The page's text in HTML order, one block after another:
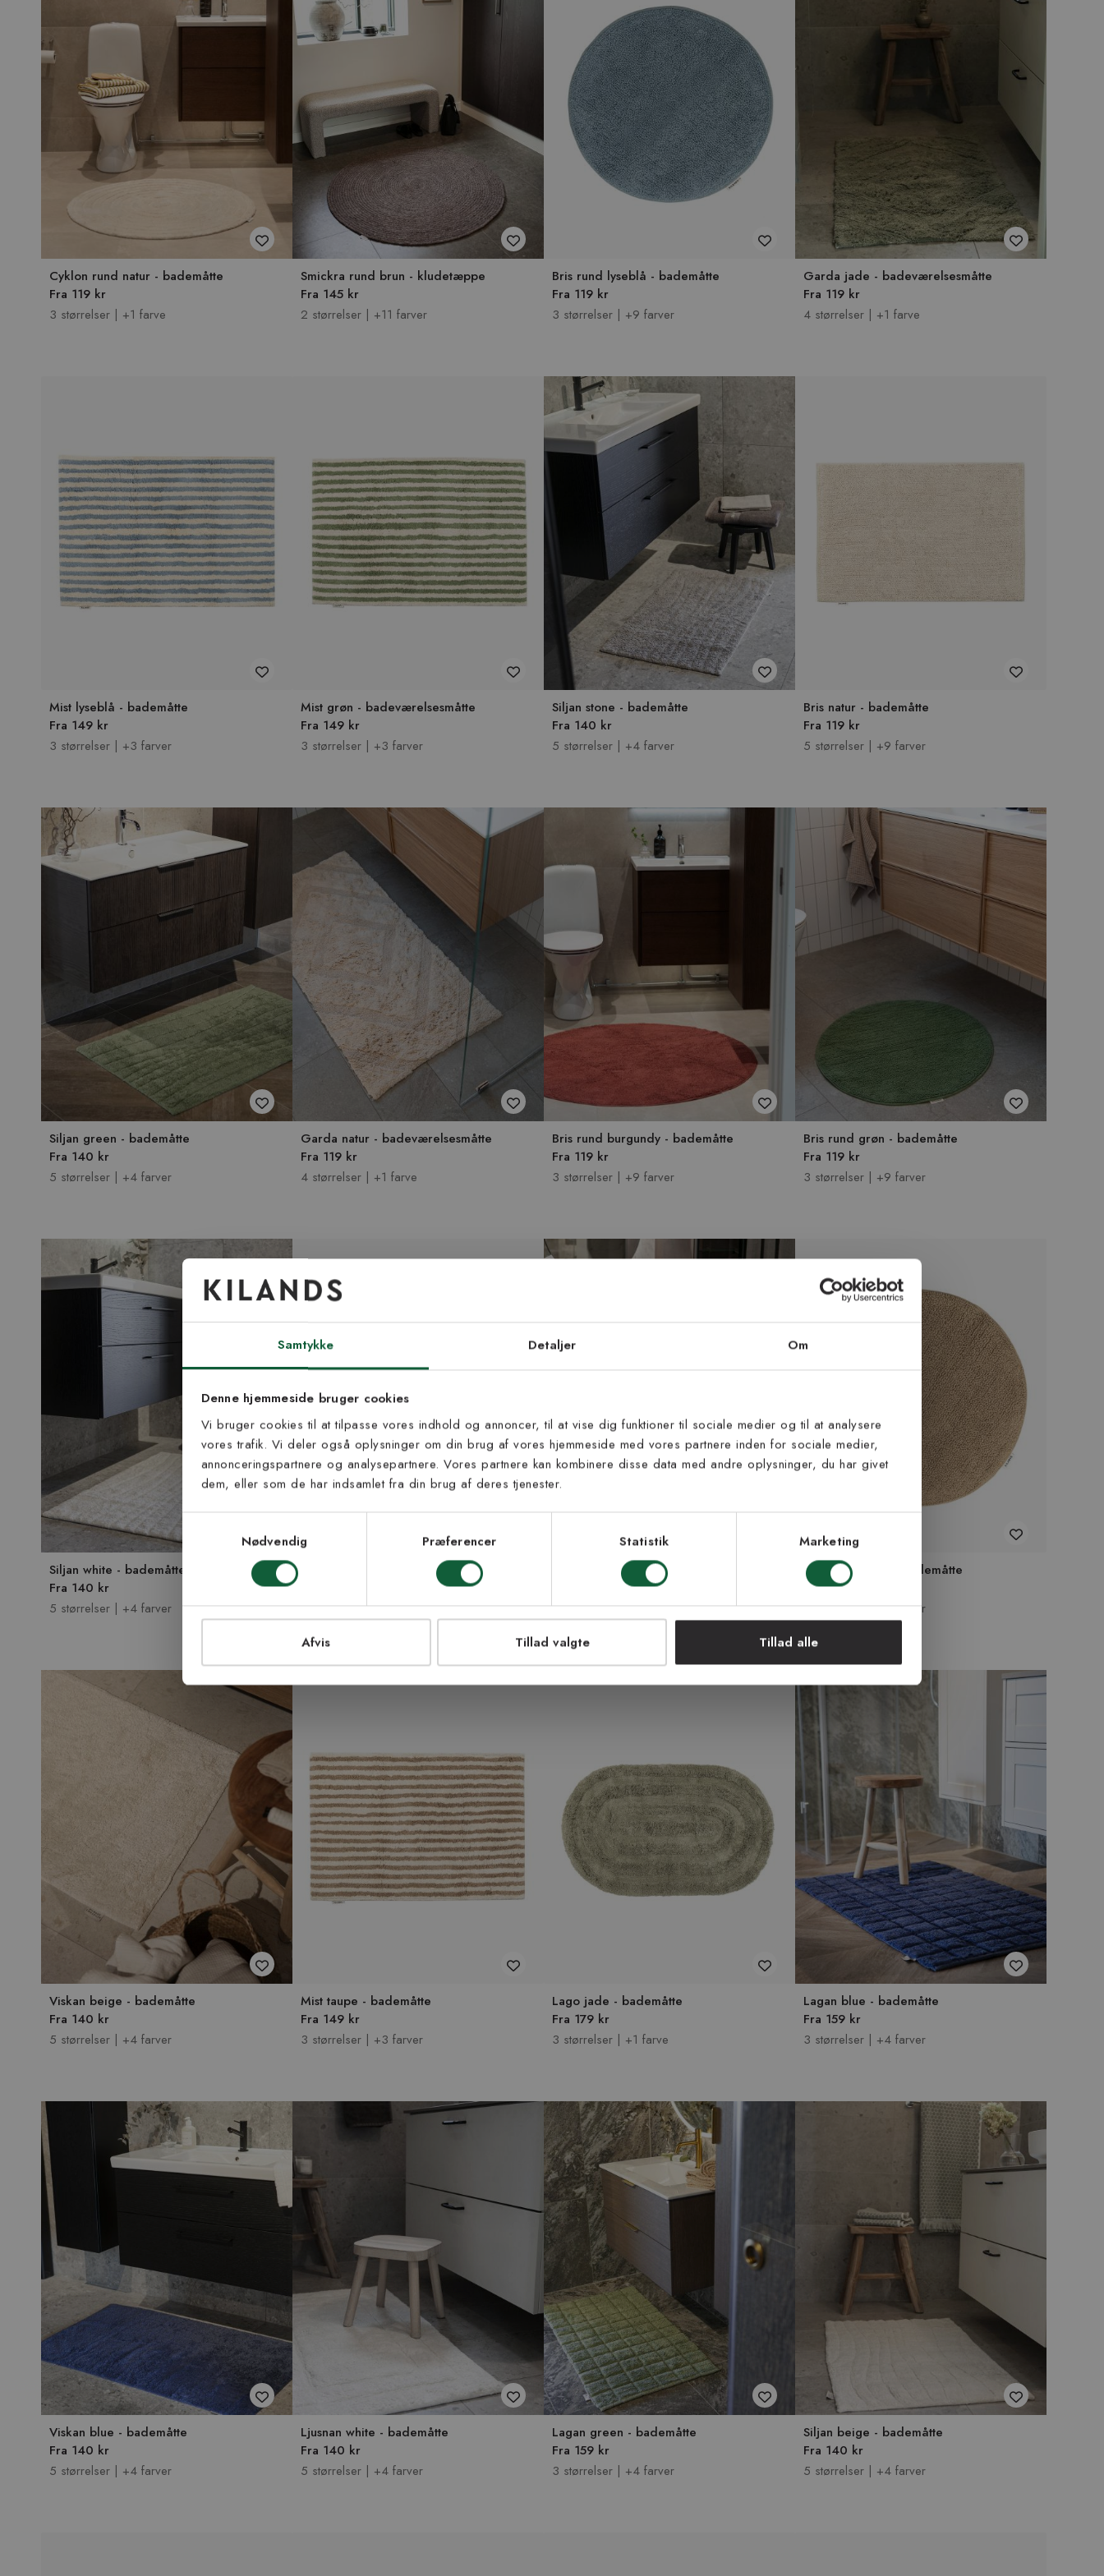
Samtykke Detaljer Om
Denne hjemmeside bruger cookies
Vi bruger cookies til at tilpasse vores indhold og annoncer, til at vise dig funktioner til sociale medier og til at analysere
vores trafik. Vi deler også oplysninger om din brug af vores hjemmeside med vores partnere inden for sociale medier,
annonceringspartnere og analysepartnere. Vores partnere kan kombinere disse data med andre oplysninger, du har givet
dem, eller som de har indsamlet fra din brug af deres tjenester.
Nødvendig
Præferencer Statistik Marketing
Afvis Tillad valgte Tillad alle
Cyklon rund natur - bademåtte
Fra 119 kr
3 størrelser | +1 farve
Smickra rund brun - kludetæppe
Fra 145 kr
2 størrelser | +11 farver
Bris rund lyseblå - bademåtte
Fra 119 kr
3 størrelser | +9 farver
Garda jade - badeværelsesmåtte
Fra 119 kr
4 størrelser | +1 farve
Mist lyseblå - bademåtte
Fra 149 kr
3 størrelser | +3 farver
Mist grøn - badeværelsesmåtte
Fra 149 kr
3 størrelser | +3 farver
Siljan stone - bademåtte
Fra 140 kr
5 størrelser | +4 farver
Bris natur - bademåtte
Fra 119 kr
5 størrelser | +9 farver
Siljan green - bademåtte
Fra 140 kr
5 størrelser | +4 farver
Garda natur - badeværelsesmåtte
Fra 119 kr
4 størrelser | +1 farve
Bris rund burgundy - bademåtte
Fra 119 kr
3 størrelser | +9 farver
Bris rund grøn - bademåtte
Fra 119 kr
3 størrelser | +9 farver
Siljan white - bademåtte
Fra 140 kr
5 størrelser | +4 farver
Mist burgundy - badeværelsesmåtte
3 størrelser | +3 farver
Lagan beige - bademåtte
3 størrelser | +4 farver
Bris rund taupe - bademåtte
Fra 119 kr
3 størrelser | +9 farver
Viskan beige - bademåtte
Fra 140 kr
5 størrelser | +4 farver
Mist taupe - bademåtte
Fra 149 kr
3 størrelser | +3 farver
Lago jade - bademåtte
Fra 179 kr
3 størrelser | +1 farve
Lagan blue - bademåtte
Fra 159 kr
3 størrelser | +4 farver
Viskan blue - bademåtte
Fra 140 kr
5 størrelser | +4 farver
Ljusnan white - bademåtte
Fra 140 kr
5 størrelser | +4 farver
Lagan green - bademåtte
Fra 159 kr
3 størrelser | +4 farver
Siljan beige - bademåtte
Fra 140 kr
5 størrelser | +4 farver
Tilmeld dig vores
nyhedsbrev
Vær blandt de første til at modtage vores tilbud,
E-mail
NEJ TAK!